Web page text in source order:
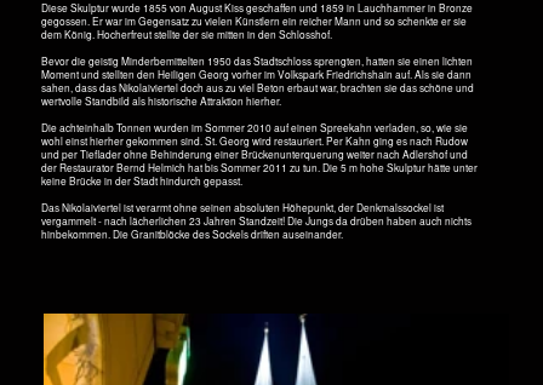
20. Oktober 2008, 21:19, Die Nicolaikirche, eines der ältesten Gebäude Berlins
"Ecclesia S. Nicolai confessoris in Berlin" anno 18. April 1264
Das ist das Datum, zu dem der Bischof Heinrich von Brandenburg in einem Schreiben die Kirche
erwähnte. Sie war also am Karfreitag 2014 genau 750 Jahre alt und ist damit das älteste
frühgotischen Hallenkirche aus Backsteinen.
Auf einem Gemälde von 1827 hat die Kirche nur einen Spitz- und einen Stummelturm. Der zweite
Turm kam erst 1876 hinzu. Die Kirche, die schon sehr lange nicht mehr als Gotteshaus dient, hatte
nahezu kulturhistorischen Rang in Europa. Im 17. Jahrhundert wirkten hier Paul Gerhardts und
Johannes Crüger, Pfarrer und Kantor, und u. a. der Stadtpfeifer Jakob Hintze. Sie schufen einige
der bekanntesten Kirchenlieder.